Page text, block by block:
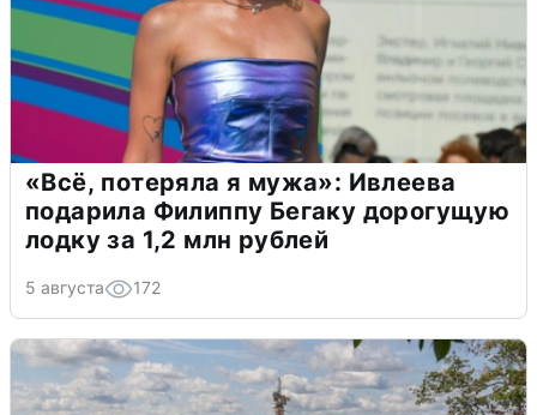
«Всё, потеряла я мужа»: Ивлеева
подарила Филиппу Бегаку дорогущую
лодку за 1,2 млн рублей
5 августа 172